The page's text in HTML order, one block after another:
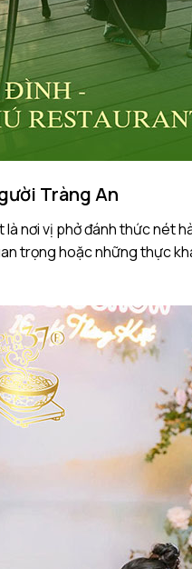
Tràng An
nơi vị phở đánh thức nét
trọng hoặc những thực